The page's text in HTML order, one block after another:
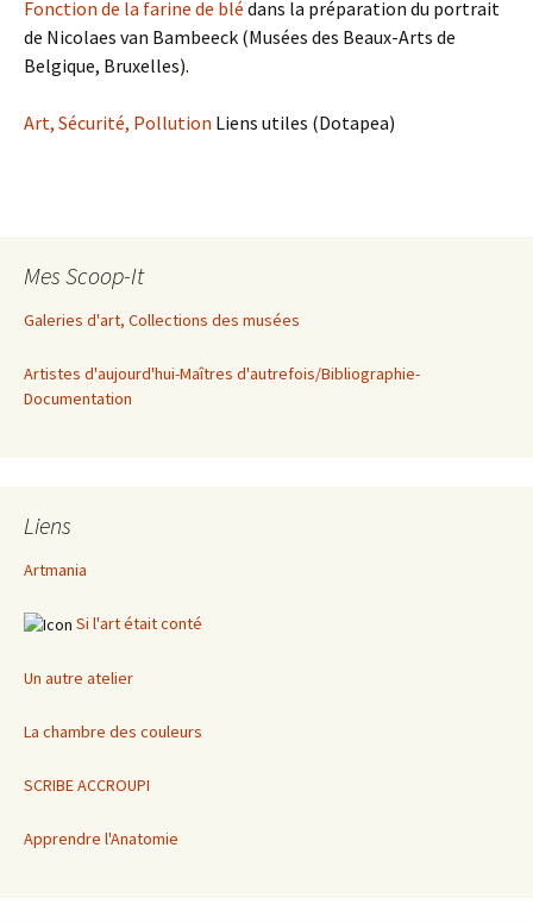
Fonction de la farine de blé dans la préparation du portrait
de Nicolaes van Bambeeck (Musées des Beaux-Arts de
Belgique, Bruxelles).
Art, Sécurité, Pollution Liens utiles (Dotapea)
Mes Scoop-It
Galeries d'art, Collections des musées
Artistes d'aujourd'hui-Maîtres d'autrefois/Bibliographie-
Documentation
Liens
Artmania
Si l'art était conté
Un autre atelier
La chambre des couleurs
SCRIBE ACCROUPI
Apprendre l'Anatomie